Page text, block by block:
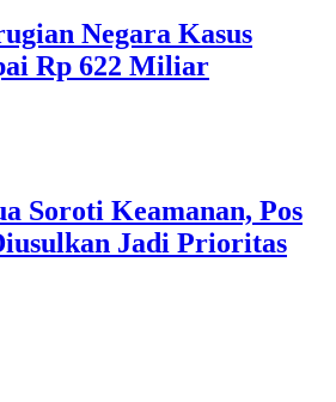
Negara Kasus
Rp 622 Miliar
Soroti Keamanan, Pos
Jadi Prioritas